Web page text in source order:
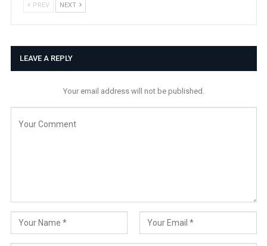
PREV NEXT
LEAVE A REPLY
Your email address will not be published.